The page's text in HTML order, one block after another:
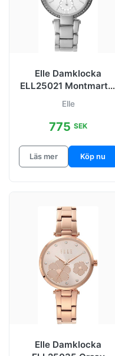
Elle Damklocka
ELL25021 Montmartre
mm
Elle
775 SEK
Läs mer Köp nu
Elle Damklocka